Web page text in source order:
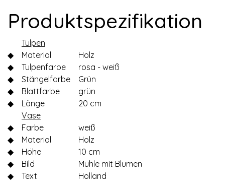
Produktspezifikation
Tulpen
◆
Material
Holz
◆
Tulpenfarbe
rosa - weiß
◆
Stängelfarbe
Grün
◆
Blattfarbe
grün
◆
Länge
20 cm
Vase
◆
Farbe
weiß
◆
Material
Holz
◆
Höhe
10 cm
◆
Bild
Mühle mit Blumen
◆
Text Holland